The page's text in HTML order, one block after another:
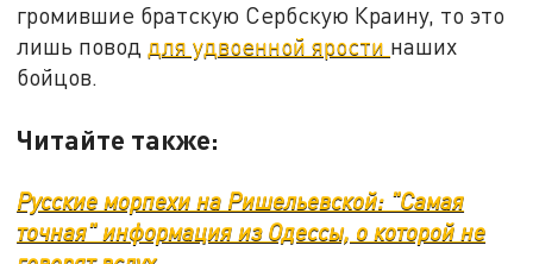
громившие братскую Сербскую Краину, то это
лишь повод для удвоенной ярости наших
бойцов.
Читайте также:
Русские морпехи на Ришельевской: "Самая
точная" информация из Одессы, о которой не